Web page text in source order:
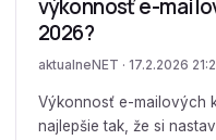
výkonnosť e-
2026?
aktualneNET · 17.2.2026
Výkonnosť e-mailových
najlepšie tak, že si